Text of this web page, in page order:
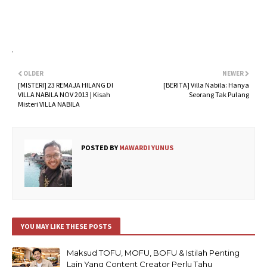
.
NEWER
[BERITA] Villa Nabila: Hanya
Seorang Tak Pulang
OLDER
[MISTERI] 23 REMAJA HILANG DI
VILLA NABILA NOV 2013 | Kisah
Misteri VILLA NABILA
POSTED BY MAWARDI YUNUS
YOU MAY LIKE THESE POSTS
Maksud TOFU, MOFU, BOFU & Istilah Penting
Lain Yang Content Creator Perlu Tahu